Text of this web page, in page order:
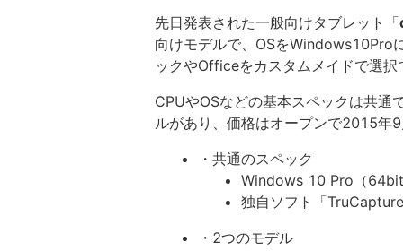
先日発表された一般向けタブレット「
向けモデルで、OSをWindows10Pro
ックやOfficeをカスタムメイドで選択
CPUやOSなどの基本スペックは共通
ルがあり、価格はオープンで2015年
・共通のスペック
Windows 10 Pro（
独自ソフト「
・2つのモデル